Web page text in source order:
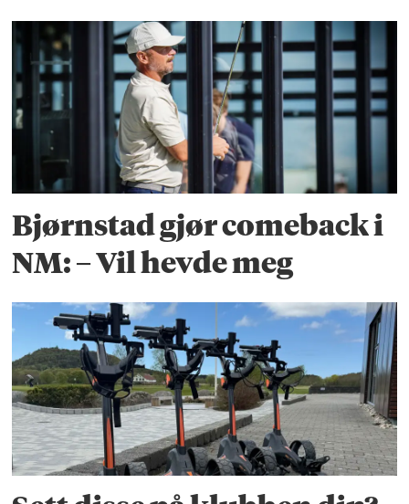
Bjørnstad gjør comeback i
NM: – Vil hevde meg